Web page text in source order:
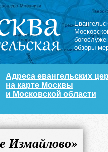
обзоры
Адреса евангельских
на карте Москвы
и Московской области
Измайлово»